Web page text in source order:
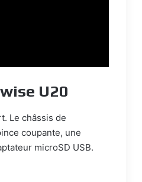
U20
Le châssis de
coupante, une
microSD USB.